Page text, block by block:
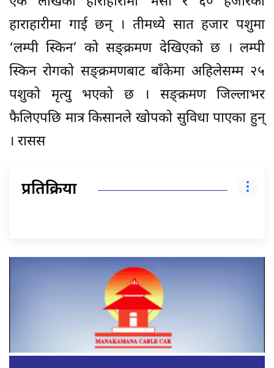
हाराहारीमा गाई छन् । तीमध्ये सात हजार पशुमा
‘लम्पी स्किन’ को सङ्क्रमण देखिएको छ । लम्पी
स्किन रोगको सङ्क्रमणबाट बाँकेमा अहिलेसम्म २५
पशुको मृत्यु भएको छ । सङ्क्रमण जिल्लाभर
फैलिएपछि मात्र किसानले खोपको सुविधा पाएका हुन्
। रासस
प्रतिक्रिया